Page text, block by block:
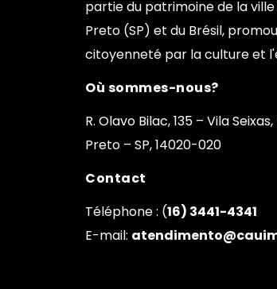
partie du patrimoine de la ville
Preto (SP) et du Brésil,
citoyenneté par la culture et
Où sommes-nous?
R. Olavo Bilac, 135 – Vila
Preto – SP, 14020-020
Contact
Téléphone : (16) 3441-4341
E-mail: